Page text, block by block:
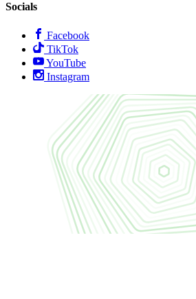
Socials
Facebook
TikTok
YouTube
Instagram